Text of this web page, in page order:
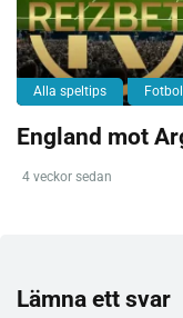
Alla speltips
England mot
4 veckor sedan
Lämna ett svar